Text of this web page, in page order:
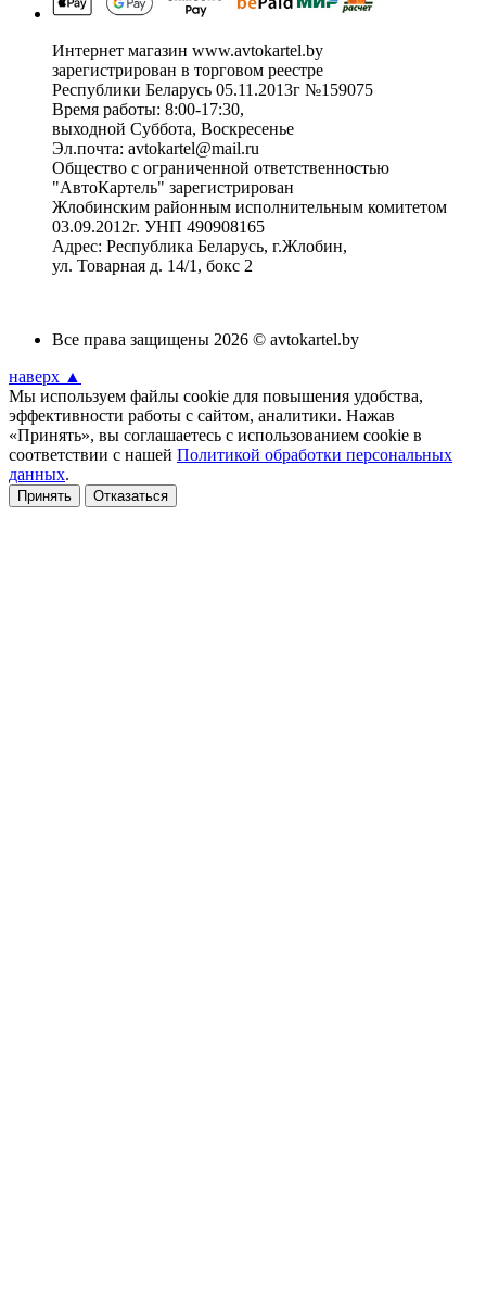
Интернет магазин www.avtokartel.by
зарегистрирован в торговом реестре
Республики Беларусь 05.11.2013г №159075
Время работы: 8:00-17:30,
выходной Суббота, Воскресенье
Эл.почта: avtokartel@mail.ru
Общество с ограниченной ответственностью
"АвтоКартель" зарегистрирован
Жлобинским районным исполнительным комитетом
03.09.2012г. УНП 490908165
Адрес: Республика Беларусь, г.Жлобин,
ул. Товарная д. 14/1, бокс 2
Все права защищены 2026 © avtokartel.by
наверх ▲
Мы используем файлы cookie для повышения удобства,
эффективности работы с сайтом, аналитики. Нажав
«Принять», вы соглашаетесь с использованием cookie в
соответствии с нашей Политикой обработки персональных
данных.
Принять Отказаться